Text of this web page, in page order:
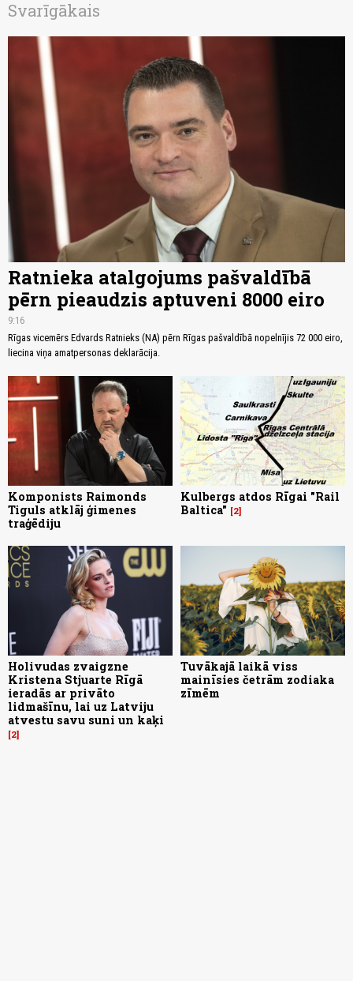
Svarīgākais
Ratnieka atalgojums pašvaldībā
pērn pieaudzis aptuveni 8000 eiro
9:16
Rīgas vicemērs Edvards Ratnieks (NA) pērn Rīgas pašvaldībā nopelnījis 72 000 eiro,
liecina viņa amatpersonas deklarācija.
Komponists Raimonds
Tiguls atklāj ģimenes
traģēdiju
Kulbergs atdos Rīgai "Rail
Baltica"
2
Holivudas zvaigzne
Kristena Stjuarte Rīgā
ieradās ar privāto
lidmašīnu, lai uz Latviju
atvestu savu suni un kaķi
2
Tuvākajā laikā viss
mainīsies četrām zodiaka
zīmēm